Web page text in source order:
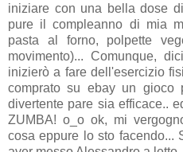
iniziare con una bella dose
pure il compleanno di mia
pasta al forno, polpette
movimento)... Comunque,
inizierò a fare dell'esercizio
comprato su ebay un
divertente pare sia efficace..
ZUMBA! o_o ok, mi
cosa eppure lo sto facendo...